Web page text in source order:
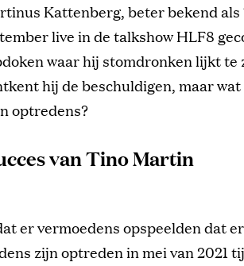
Kattenberg, beter bekend
live in de talkshow HLF8
waar hij stomdronken lijkt
hij de beschuldigen, maar
optredens?
van Tino Martin
er vermoedens opspeelden dat
zijn optreden in mei van 2021